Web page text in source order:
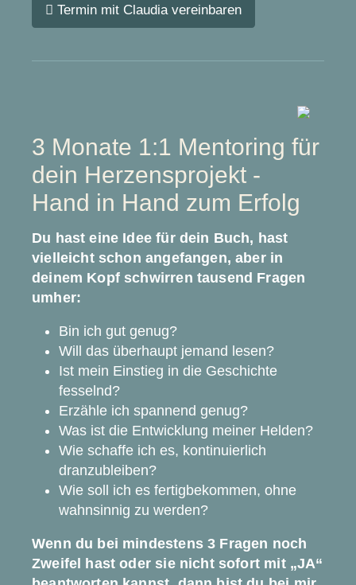
Termin mit Claudia vereinbaren
3 Monate 1:1 Mentoring für
dein Herzensprojekt -
Hand in Hand zum Erfolg
Du hast eine Idee für dein Buch, hast
vielleicht schon angefangen, aber in
deinem Kopf schwirren tausend Fragen
umher:
Bin ich gut genug?
Will das überhaupt jemand lesen?
Ist mein Einstieg in die Geschichte
fesselnd?
Erzähle ich spannend genug?
Was ist die Entwicklung meiner Helden?
Wie schaffe ich es, kontinuierlich
dranzubleiben?
Wie soll ich es fertigbekommen, ohne
wahnsinnig zu werden?
Wenn du bei mindestens 3 Fragen noch
Zweifel hast oder sie nicht sofort mit „JA“